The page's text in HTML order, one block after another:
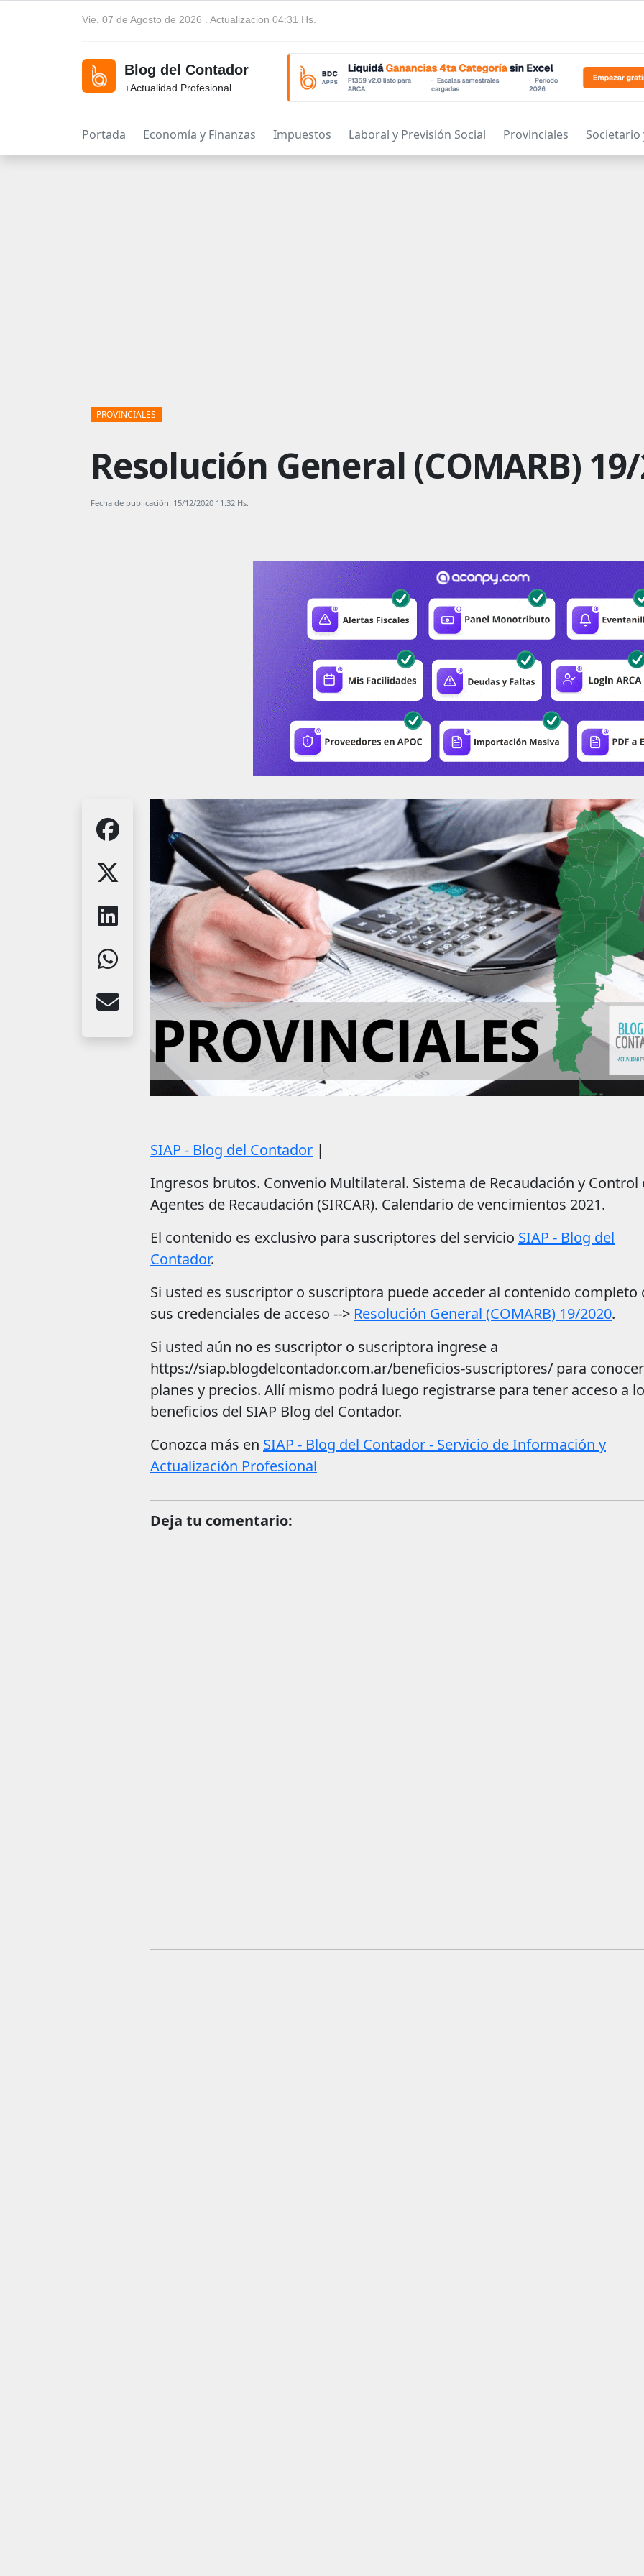
Vie, 07 de Agosto de 2026 . Actualizacion 04:31 Hs.
Blog del Contador
+Actualidad Profesional
Portada Economía y Finanzas Impuestos Laboral y Previsión Social Provinciales Societario
PROVINCIALES
Resolución General (COMARB)
Fecha de publicación: 15/12/2020 11:32 Hs.
SIAP - Blog del Contador |
Ingresos brutos. Convenio Multilateral. Sistema de Recaudación y Control
Agentes de Recaudación (SIRCAR). Calendario de vencimientos 2021.
El contenido es exclusivo para suscriptores del servicio SIAP - Blog del
Contador.
Si usted es suscriptor o suscriptora puede acceder al contenido completo
sus credenciales de acceso --> Resolución General (COMARB) 19/2020.
Si usted aún no es suscriptor o suscriptora ingrese a
https://siap.blogdelcontador.com.ar/beneficios-suscriptores/ para conocer
planes y precios. Allí mismo podrá luego registrarse para tener acceso a
beneficios del SIAP Blog del Contador.
Conozca más en SIAP - Blog del Contador - Servicio de Información y
Actualización Profesional
Deja tu comentario: